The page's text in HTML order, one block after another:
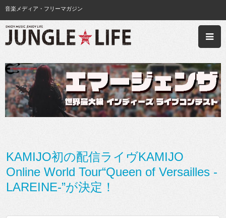
音楽メディア・フリーマガジン
KAMIJO初の配信ライヴKAMIJO
Online World Tour“Queen of Versailles -
LAREINE-”が決定！